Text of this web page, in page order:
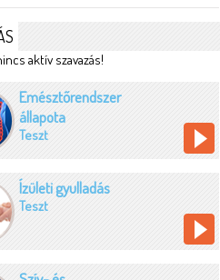
aktív szavazás!
Emésztőrendszer
állapota
Teszt
Ízületi gyulladás
Teszt